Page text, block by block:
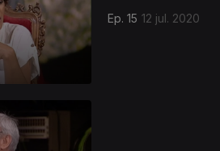
Ep. 15 12 jul. 2020